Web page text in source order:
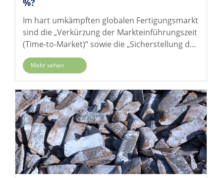
%?
Im hart umkämpften globalen Fertigungsmarkt
sind die „Verkürzung der Markteinführungszeit
(Time-to-Market)“ sowie die „Sicherstellung der
Qualitätsstabilität in der Serienfertigung“ die
zentralen Anliegen für den strategischen
Einkauf und die Produktentwicklung (F&E).
Mehr sehen